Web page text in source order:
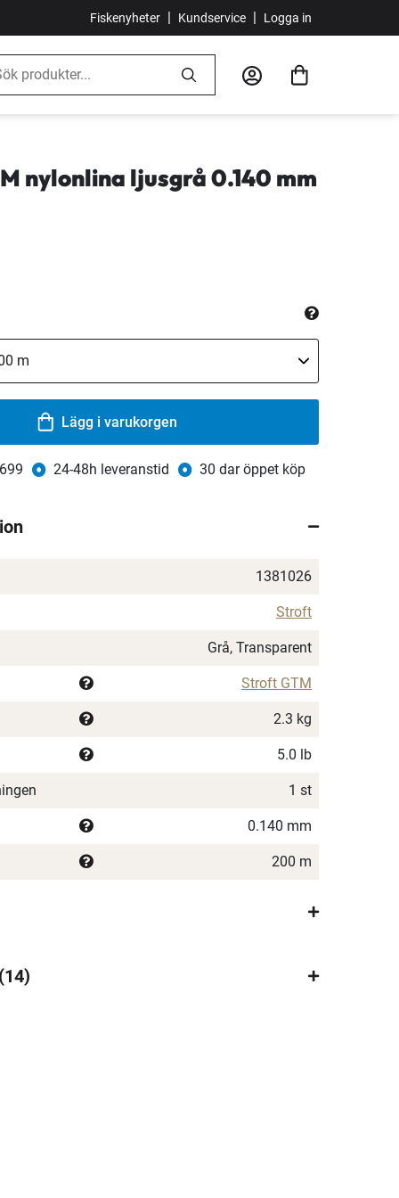
Fiskenyheter | Kundservice | Logga in
nylonlina ljusgrå 0.140 mm
Lägg i varukorgen
24-48h leveranstid 30 dar öppet köp
1381026
Stroft
Grå, Transparent
Stroft GTM
2.3 kg
5.0 lb
1 st
0.140 mm
200 m
14